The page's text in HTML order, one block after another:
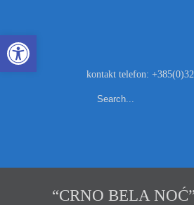
Open toolbar
kontakt telefon:
“CRNO BELA